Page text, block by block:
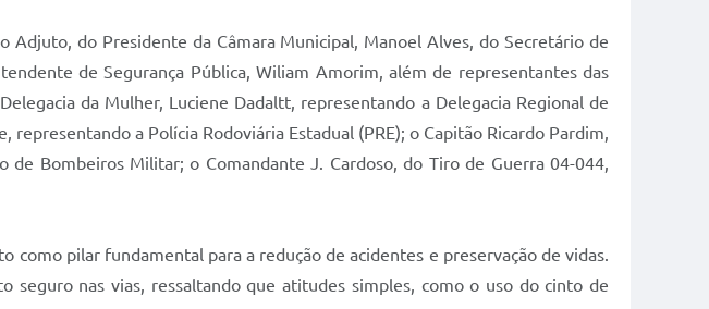
do Presidente da Câmara Municipal, Manoel Alves, do Secretário de
de Segurança Pública, Wiliam Amorim, além de representantes das
da Mulher, Luciene Dadaltt, representando a Delegacia Regional de
a Polícia Rodoviária Estadual (PRE); o Capitão Ricardo Pardim,
Bombeiros Militar; o Comandante J. Cardoso, do Tiro de Guerra 04-044,
como pilar fundamental para a redução de acidentes e preservação de vidas.
nas vias, ressaltando que atitudes simples, como o uso do cinto de